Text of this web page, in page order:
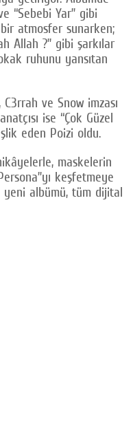
“Sebebi Yar” gibi
atmosfer sunarken;
Allah ?” gibi şarkılar
ruhunu yansıtan
ve Snow imzası
ise “Çok Güzel
eden Poizi oldu.
maskelerin
keşfetmeye
yeni albümü, tüm dijital